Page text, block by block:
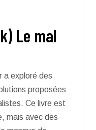
Le mal
a exploré des
proposées
Ce livre est
mais avec des